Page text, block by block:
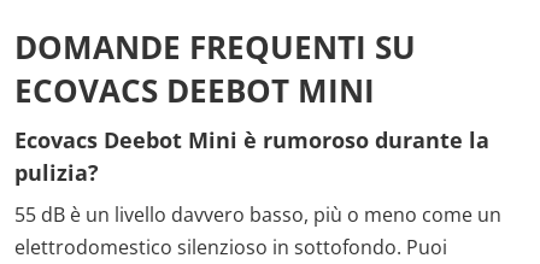
DOMANDE FREQUENTI SU
ECOVACS DEEBOT MINI
Ecovacs Deebot Mini è rumoroso durante la
pulizia?
55 dB è un livello davvero basso, più o meno come un
elettrodomestico silenzioso in sottofondo. Puoi